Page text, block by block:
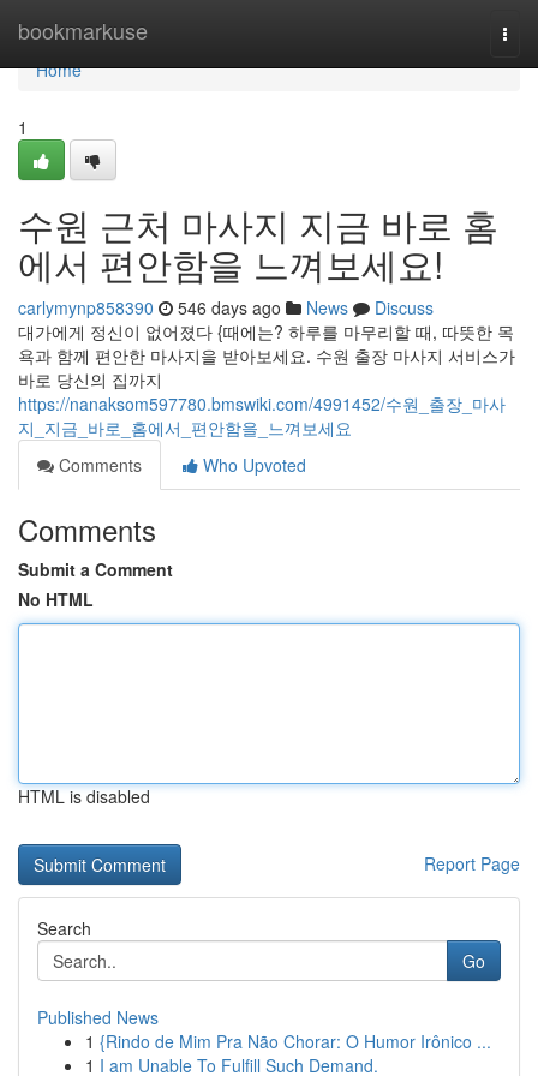
bookmarkuse
Home
Home
1
수원 근처 마사지 지금 바로 홈
에서 편안함을 느껴보세요!
carlymynp858390 546 days ago News
Discuss
대가에게 정신이 없어졌다 {때에는? 하루를 마무리할 때, 따뜻한 목
욕과 함께 편안한 마사지을 받아보세요. 수원 출장 마사지 서비스가
바로 당신의 집까지
https://nanaksom597780.bmswiki.com/4991452/수원_출장_마사
지_지금_바로_홈에서_편안함을_느껴보세요
Comments
Who Upvoted
Comments
Submit a Comment
No HTML
HTML is disabled
Report Page
Search
Go
Published News
1 {Rindo de Mim Pra Não Chorar: O Humor Irônico ...
1 I am Unable To Fulfill Such Demand.